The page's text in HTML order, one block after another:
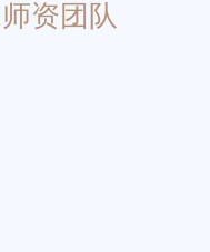
师资团队